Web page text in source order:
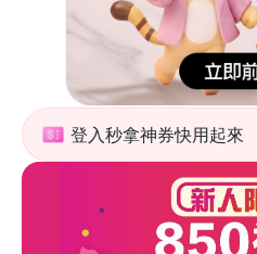
登入秒拿神券快用起來